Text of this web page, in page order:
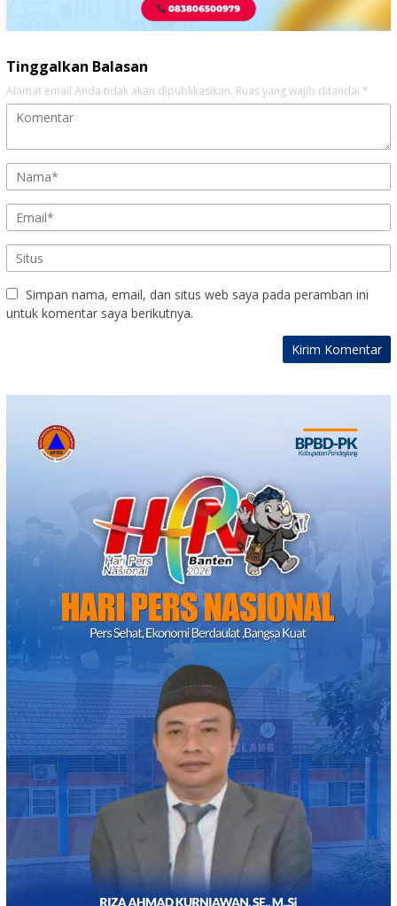
Tinggalkan Balasan
Alamat email Anda tidak akan dipublikasikan. Ruas yang wajib ditandai *
Simpan nama, email, dan situs web saya pada peramban ini
untuk komentar saya berikutnya.